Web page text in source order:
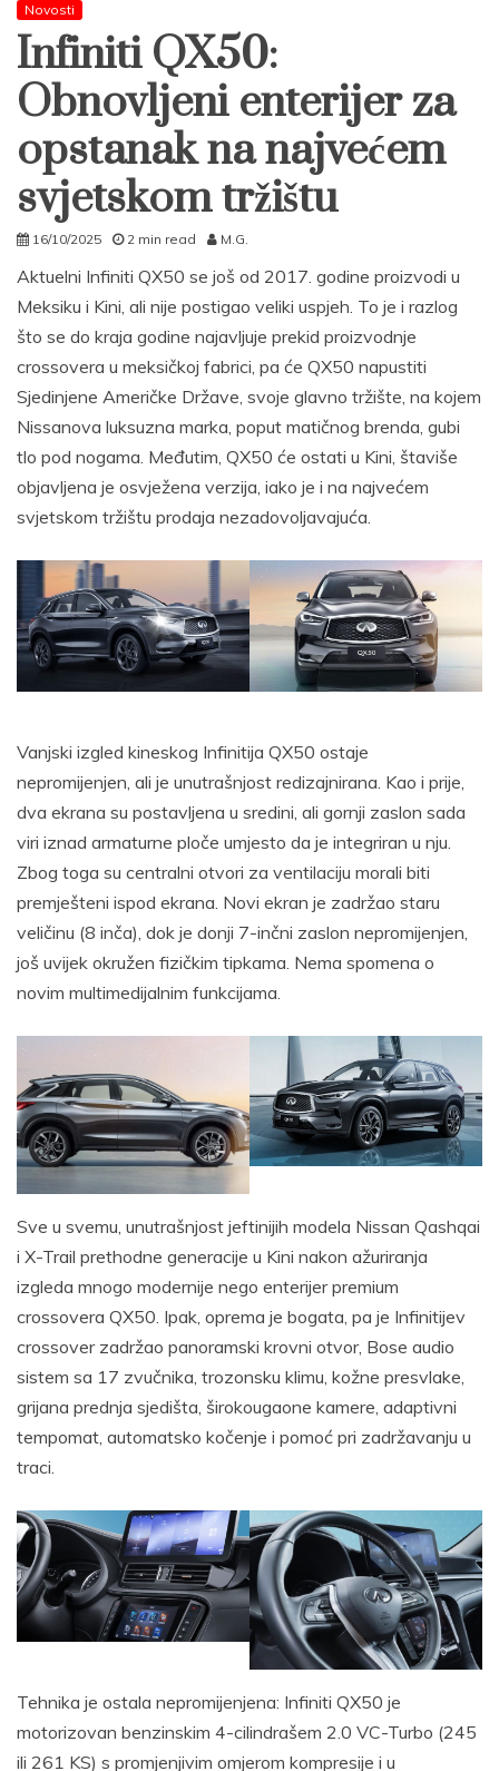
Novosti
Infiniti QX50:
Obnovljeni enterijer za
opstanak na najvećem
svjetskom tržištu
16/10/2025 2 min read M.G.
Aktuelni Infiniti QX50 se još od 2017. godine proizvodi u
Meksiku i Kini, ali nije postigao veliki uspjeh. To je i razlog
što se do kraja godine najavljuje prekid proizvodnje
crossovera u meksičkoj fabrici, pa će QX50 napustiti
Sjedinjene Američke Države, svoje glavno tržište, na kojem
Nissanova luksuzna marka, poput matičnog brenda, gubi
tlo pod nogama. Međutim, QX50 će ostati u Kini, štaviše
objavljena je osvježena verzija, iako je i na najvećem
svjetskom tržištu prodaja nezadovoljavajuća.
Vanjski izgled kineskog Infinitija QX50 ostaje
nepromijenjen, ali je unutrašnjost redizajnirana. Kao i prije,
dva ekrana su postavljena u sredini, ali gornji zaslon sada
viri iznad armaturne ploče umjesto da je integriran u nju.
Zbog toga su centralni otvori za ventilaciju morali biti
premješteni ispod ekrana. Novi ekran je zadržao staru
veličinu (8 inča), dok je donji 7-inčni zaslon nepromijenjen,
još uvijek okružen fizičkim tipkama. Nema spomena o
novim multimedijalnim funkcijama.
Sve u svemu, unutrašnjost jeftinijih modela Nissan Qashqai
i X-Trail prethodne generacije u Kini nakon ažuriranja
izgleda mnogo modernije nego enterijer premium
crossovera QX50. Ipak, oprema je bogata, pa je Infinitijev
crossover zadržao panoramski krovni otvor, Bose audio
sistem sa 17 zvučnika, trozonsku klimu, kožne presvlake,
grijana prednja sjedišta, širokougaone kamere, adaptivni
tempomat, automatsko kočenje i pomoć pri zadržavanju u
traci.
Tehnika je ostala nepromijenjena: Infiniti QX50 je
motorizovan benzinskim 4-cilindrašem 2.0 VC-Turbo (245
ili 261 KS) s promjenjivim omjerom kompresije i u